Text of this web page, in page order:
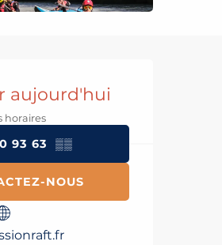
et
aujourd'hui
horaires
93 63 ▒▒
NOUS